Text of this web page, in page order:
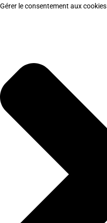
Gérer le consentement aux cookies